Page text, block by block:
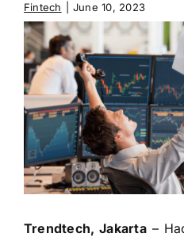
Fintech June 10, 2023
Trendtech, Jakarta–